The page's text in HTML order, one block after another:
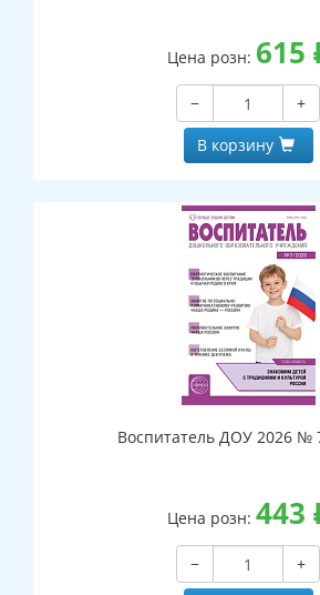
Цена розн: 615
−
+
В корзину
Воспитатель ДОУ 2026 №
Цена розн: 443
−
+